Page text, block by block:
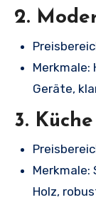
2.
Geräte,
3.
Merkmale:
Holz,